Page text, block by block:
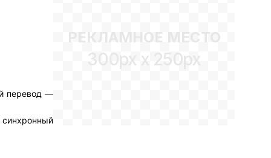
перевод —
РЕКЛАМНОЕ МЕСТО
300px x 250px